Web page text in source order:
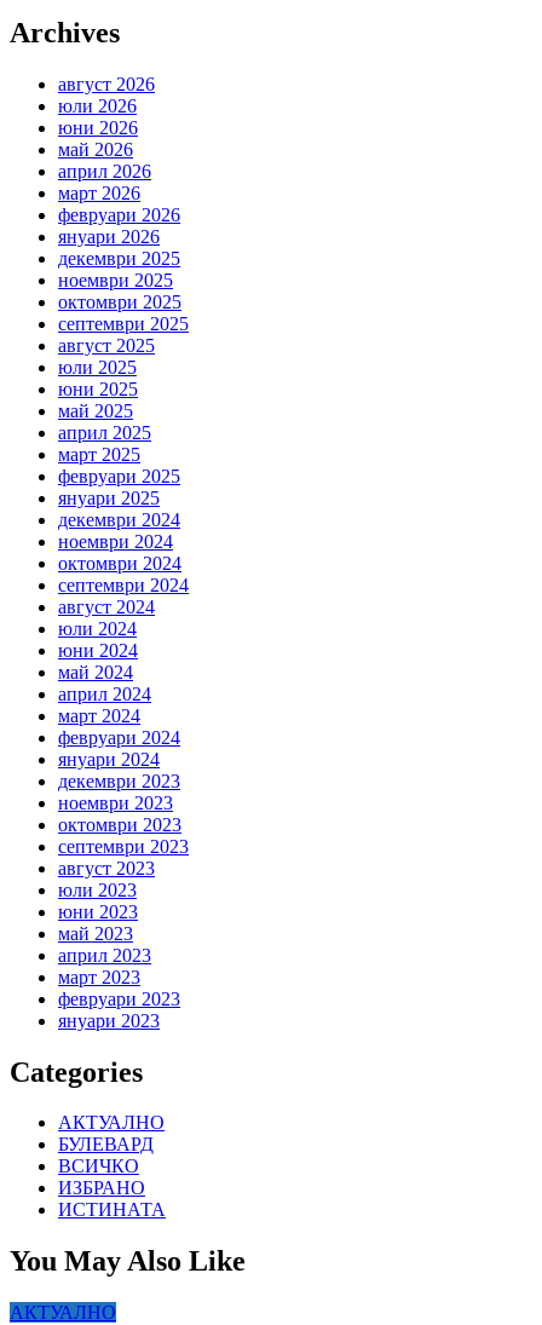
Archives
август 2026
юли 2026
юни 2026
май 2026
април 2026
март 2026
февруари 2026
януари 2026
декември 2025
ноември 2025
октомври 2025
септември 2025
август 2025
юли 2025
юни 2025
май 2025
април 2025
март 2025
февруари 2025
януари 2025
декември 2024
ноември 2024
октомври 2024
септември 2024
август 2024
юли 2024
юни 2024
май 2024
април 2024
март 2024
февруари 2024
януари 2024
декември 2023
ноември 2023
октомври 2023
септември 2023
август 2023
юли 2023
юни 2023
май 2023
април 2023
март 2023
февруари 2023
януари 2023
Categories
АКТУАЛНО
БУЛЕВАРД
ВСИЧКО
ИЗБРАНО
ИСТИНАТА
You May Also Like
АКТУАЛНО